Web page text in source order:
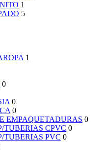
1
5
1
0
0
0
EMPAQUETADURAS 0
TUBERIAS CPVC 0
TUBERIAS PVC 0